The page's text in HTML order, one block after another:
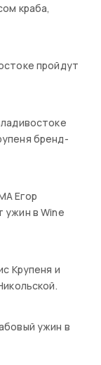
краба,
пройдут
бренд-
Егор
ужин в Wine
Крупеня и
ужин в